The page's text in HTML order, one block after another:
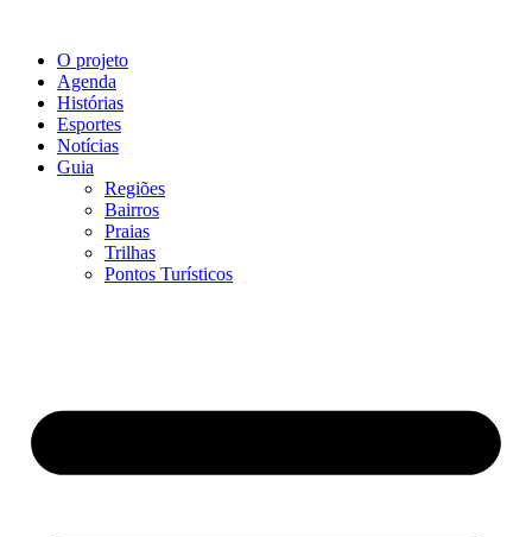
conteúdo
O projeto
Agenda
Histórias
Esportes
Notícias
Guia
Regiões
Bairros
Praias
Trilhas
Pontos Turísticos